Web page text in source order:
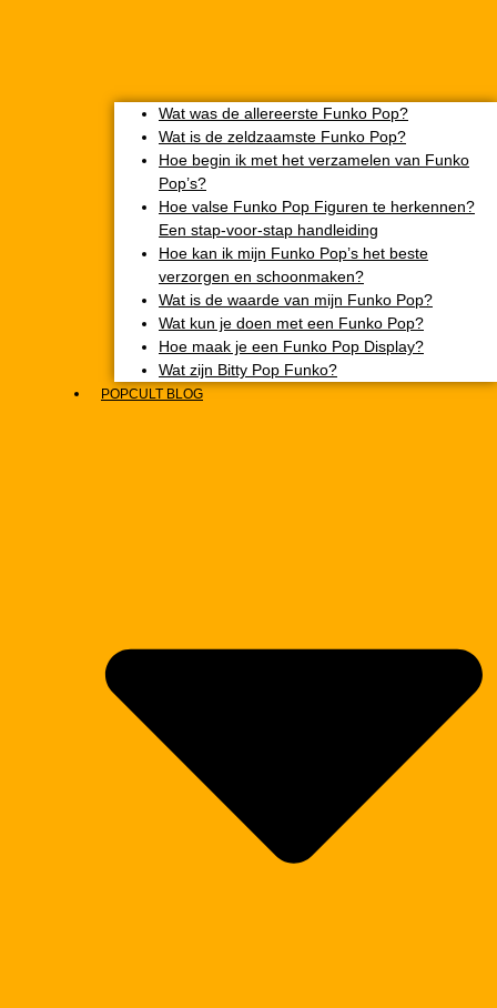
Wat was de allereerste Funko Pop?
Wat is de zeldzaamste Funko Pop?
Hoe begin ik met het verzamelen van Funko
Pop’s?
Hoe valse Funko Pop Figuren te herkennen?
Een stap-voor-stap handleiding
Hoe kan ik mijn Funko Pop’s het beste
verzorgen en schoonmaken?
Wat is de waarde van mijn Funko Pop?
Wat kun je doen met een Funko Pop?
Hoe maak je een Funko Pop Display?
Wat zijn Bitty Pop Funko?
POPCULT BLOG